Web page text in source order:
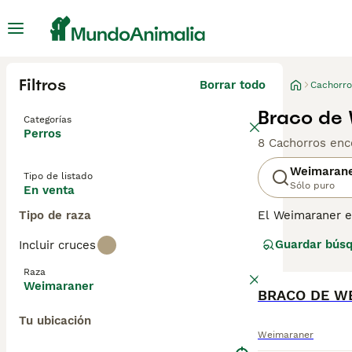
Filtros Borrar todo
Categorías
Perros
Tipo de listado
En venta
Tipo de raza
Incluir cruces
Raza
Weimaraner
Tu ubicación
Braco de
8 Cachorros
Sólo puro
El Weimaraner
mejor opción
personas que
Guardar
BRACO DE
Weimaraner